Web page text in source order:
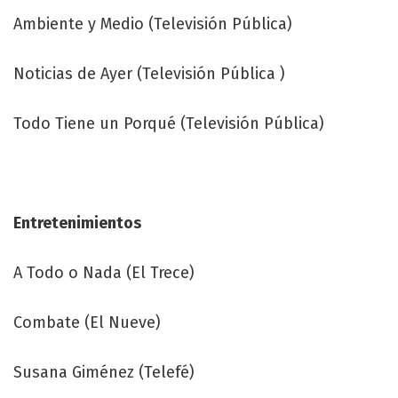
Ambiente y Medio (Televisión Pública)
Noticias de Ayer (Televisión Pública )
Todo Tiene un Porqué (Televisión Pública)
Entretenimientos
A Todo o Nada (El Trece)
Combate (El Nueve)
Susana Giménez (Telefé)